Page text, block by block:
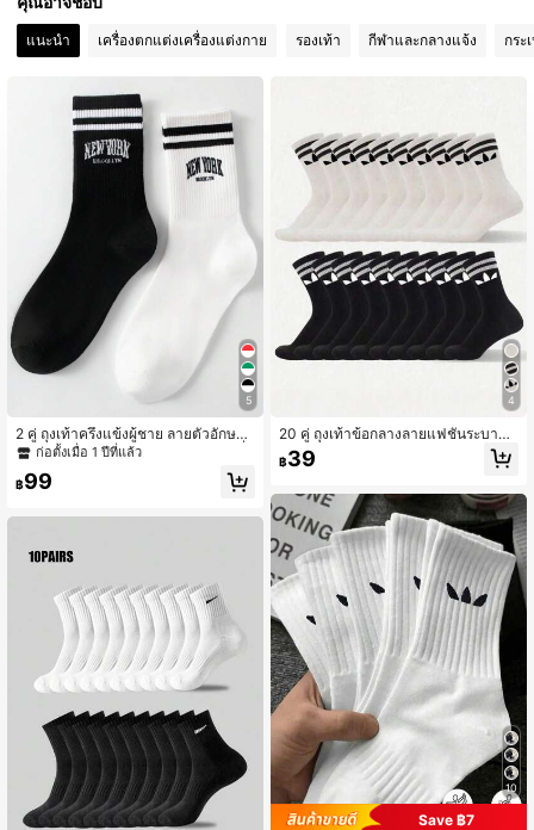
4.22 78 ผู้ติดตาม
78 ผู้ติดตาม
4.22
4.22
แนะนำ เครื่องตกแต่งเครื่องแต่งกาย รองเท้า กีฬาและกลางแจ้ง กระ
5
2 คู่ ถุงเท้าครึ่งแข้งผู้ชาย ลายตัวอักษร
'new York' ลายทางขาวดำ ป้องกันกลิ่
แฟชั่นลำลอง เหมาะสำหรับชีวิตประจำ
ก่อตั้งเมื่อ 1 ปีที่แล้ว
฿99
4
20 คู่ ถุงเท้าข้อกลางลายแฟชั่นระบายอ
ากาศได้ดีสำหรับทุกเพศ, ถุงเท้าดูดซับเ
หงื่ออเนกประสงค์ทันสมัยสำหรับคู่รัก
฿39
10
Save ฿7